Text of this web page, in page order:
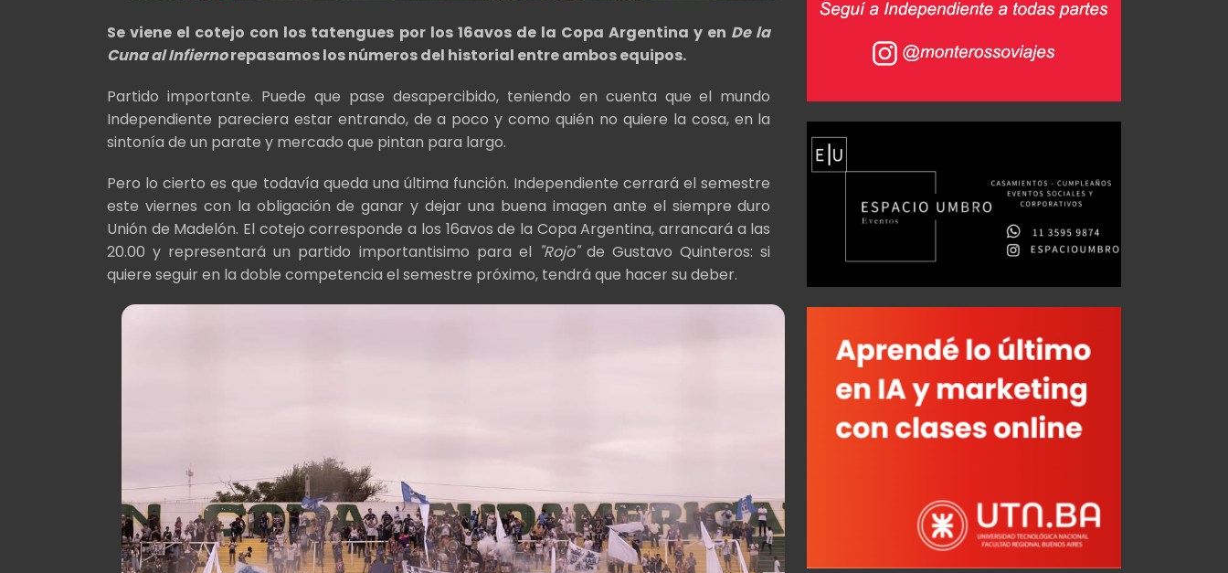
Se viene el cotejo con los tatengues por los 16avos de la Copa Argentina y en De la
Cuna al Infiernorepasamos los números del historial entre ambos equipos.
Partido importante. Puede que pase desapercibido, teniendo en cuenta que el mundo
Independiente pareciera estar entrando, de a poco y como quién no quiere la cosa, en la
sintonía de un parate y mercado que pintan para largo.
Pero lo cierto es que todavía queda una última función. Independiente cerrará el semestre
este viernes con la obligación de ganar y dejar una buena imagen ante el siempre duro
Unión de Madelón. El cotejo corresponde a los 16avos de la Copa Argentina, arrancará a las
20.00 y representará un partido importantisimo para el "Rojo"de Gustavo Quinteros: si
quiere seguir en la doble competencia el semestre próximo, tendrá que hacer su deber.